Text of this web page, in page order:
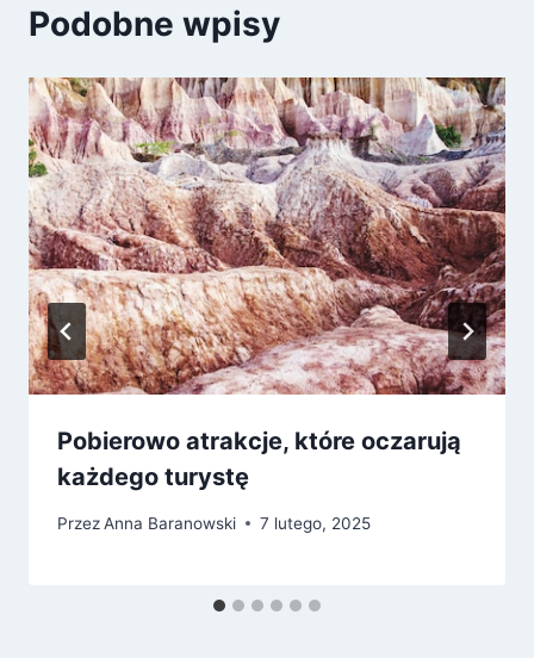
Podobne wpisy
Pobierowo atrakcje, które oczarują
każdego turystę
PrzezAnna Baranowski 7 lutego, 2025